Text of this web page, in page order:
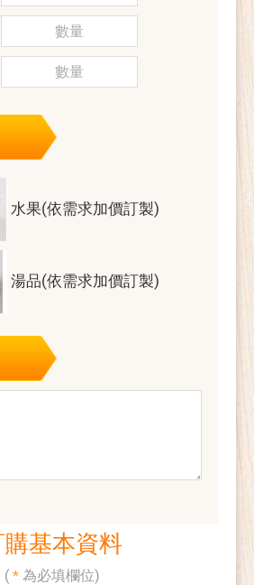
水果(依需求加價訂製)
湯品(依需求加價訂製)
購基本資料
( * 為必填欄位)